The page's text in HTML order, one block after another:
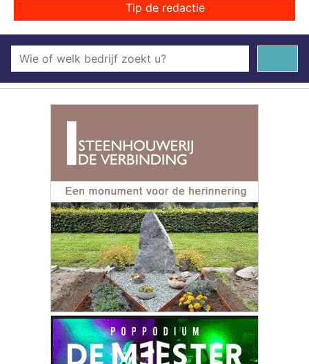
Tip de redactie